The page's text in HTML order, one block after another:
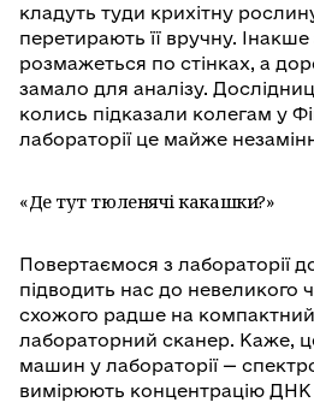
кладуть туди крихітну
перетирають її вручну.
розмажеться по стінках, а
замало для аналізу.
колись підказали колегам у
лабораторії це майже
«Де тут тюленячі какашки?»
Повертаємося з лабораторії
підводить нас до невеликого
схожого радше на
лабораторний сканер. Каже,
машин у лабораторії —
вимірюють концентрацію